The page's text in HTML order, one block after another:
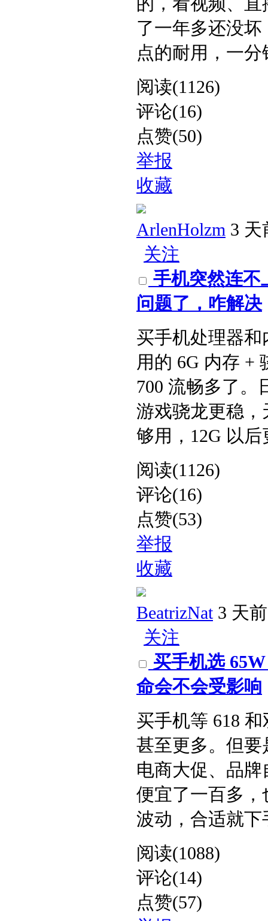
了一年多还没
点的耐用，一分
阅读(1126)
评论(16)
点赞(50)
举报
收藏
ArlenHolzm 3 天
关注
手机突然连不
问题了，咋解决​
买手机处理器
用的 6G 内存 +
700 流畅多了。
游戏骁龙更稳，
够用，12G 以后
阅读(1126)
评论(16)
点赞(53)
举报
收藏
BeatrizNat 3 天前
关注
买手机选
命会不会受影响​
买手机等 618
甚至更多。但
电商大促、品
便宜了一百多
波动，合适就下
阅读(1088)
评论(14)
点赞(57)